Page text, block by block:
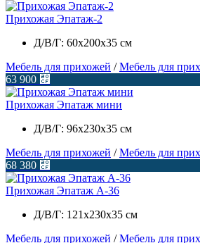
Прихожая Эпатаж-2
Д/В/Г: 60х200х35 см
Мебель для прихожей /Мебель для
63 900 ⃏
Прихожая Эпатаж мини
Д/В/Г: 96х230х35 см
Мебель для прихожей /Мебель для
68 380 ⃏
Прихожая Эпатаж А-36
Д/В/Г: 121х230х35 см
Мебель для прихожей /Мебель для